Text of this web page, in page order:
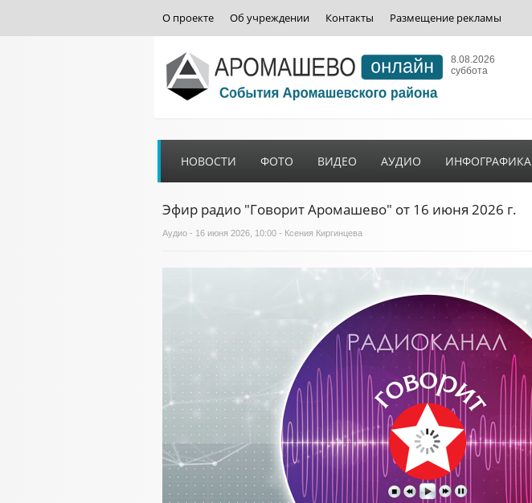
О проекте Об учреждении Контакты Размещение рекламы
8.08.2026
суббота
НОВОСТИ ФОТО ВИДЕО АУДИО ИНФОГРАФИКА
Эфир радио "Говорит Аромашево" от 16 июня 2026 г.
Аудио - 16 июня 2026, 10:00 - Ксения Киргинцева